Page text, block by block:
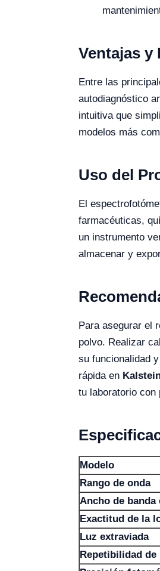
Ventajas y
Entre las
autodiagnóstico
intuitiva que
modelos más
Uso del
El
farmacéuticas,
un instrumento
almacenar y
Para asegurar el
polvo. Realizar
su funcionalidad
rápida en
tu laboratorio con
Modelo
Rango de onda
Ancho de banda
Exactitud de la
Luz extraviada
Repetibilidad